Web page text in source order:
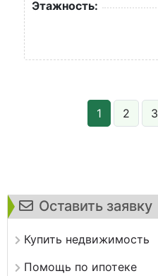
Оставить заявку
Купить недвижимость
Помощь по ипотеке
Этажность:
1 2 3